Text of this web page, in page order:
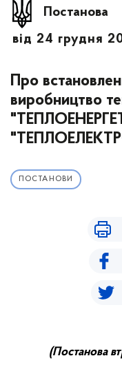
Постанова
від 24 грудня
Про
виробництво
ПОСТАНОВИ
(Постанова